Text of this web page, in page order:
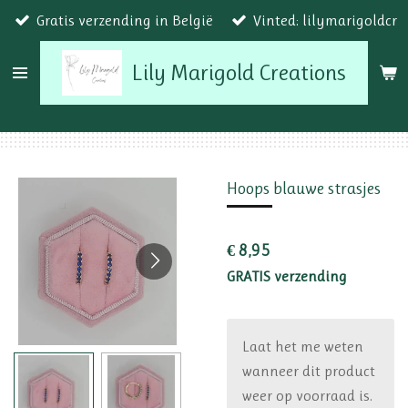
Ga
direct
naar
Lily Marigold Creations
Gratis verzending in België Vinted: lilymarigoldcr
Hoops blauwe strasjes
€ 8,95
GRATIS verzending
Laat het me weten
wanneer dit product
weer op voorraad is.